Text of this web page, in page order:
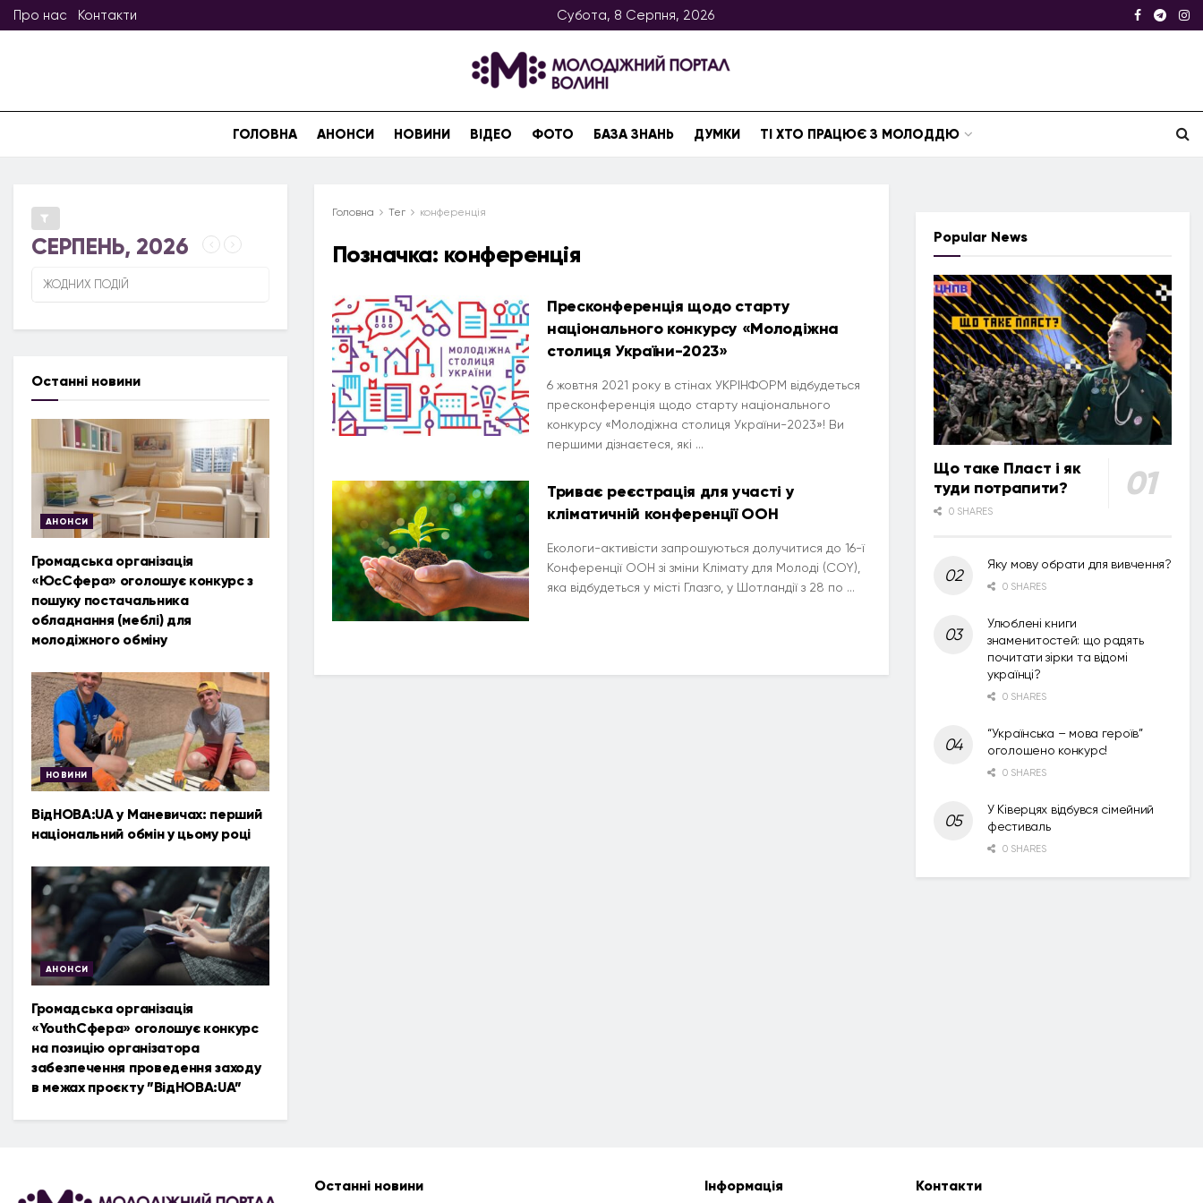
Про нас Контакти Субота, 8 Серпня, 2026
ГОЛОВНА АНОНСИ НОВИНИ ВІДЕО ФОТО БАЗА ЗНАНЬ ДУМКИ ТІ ХТО ПРАЦЮЄ З МОЛОДДЮ
Головна Тег конференція
Позначка: конференція
Пресконференція щодо старту
національного конкурсу «Молодіжна
столиця України-2023»
6 жовтня 2021 року в стінах УКРІНФОРМ відбудеться
пресконференція щодо старту національного
конкурсу «Молодіжна столиця України-2023»! Ви
першими дізнаєтеся, які ...
Триває реєстрація для участі у
кліматичній конференції ООН
Екологи-активісти запрошуються долучитися до 16-ї
Конференції ООН зі зміни Клімату для Молоді (COY),
яка відбудеться у місті Глазго, у Шотландії з 28 по ...
СЕРПЕНЬ, 2026
ЖОДНИХ ПОДІЙ
Останні новини
АНОНСИ
Громадська організація
«ЮсСфера» оголошує конкурс з
пошуку постачальника
обладнання (меблі) для
молодіжного обміну
НОВИНИ
ВідНОВА:UA у Маневичах: перший
національний обмін у цьому році
АНОНСИ
Громадська організація
«YouthСфера» оголошує конкурс
на позицію організатора
забезпечення проведення заходу
в межах проєкту ”ВідНОВА:UA”
Popular News
Що таке Пласт і як
туди потрапити?
0 SHARES
Яку мову обрати для вивчення?
0 SHARES
Улюблені книги
знаменитостей: що радять
почитати зірки та відомі
українці?
0 SHARES
“Українська – мова героїв”
оголошено конкурс!
0 SHARES
У Ківерцях відбувся сімейний
фестиваль
0 SHARES
Останні новини Інформація Контакти